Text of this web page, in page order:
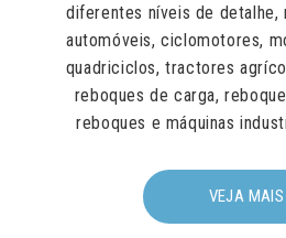
diferentes níveis de detalhe,
automóveis, ciclomotores,
quadriciclos, tractores
reboques de carga,
reboques e máquinas
VEJA MAIS